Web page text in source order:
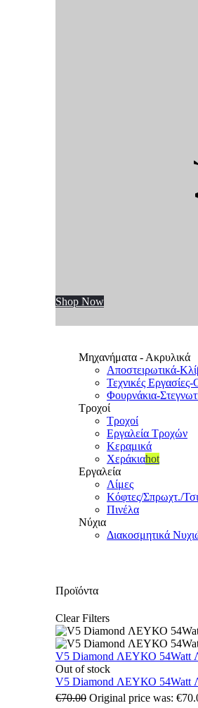
Shop Now
Μηχανήματα - Ακρυλικά
Αποστειρωτικά-
Τεχνικές
Φουρνάκια-
Τροχοί
Τροχοί
Εργαλεία Τροχών
Κεραμικά
Χεράκιαhot
Εργαλεία
Λίμες
Κόφτες/Σπρωχτ./
Πινέλα
Νύχια
Διακοσμητικά
Προϊόντα
Clear Filters
V5 Diamond ΛΕΥΚΟ 54Watt
Out of stock
V5 Diamond ΛΕΥΚΟ 54Watt
€70.00 Original price was: